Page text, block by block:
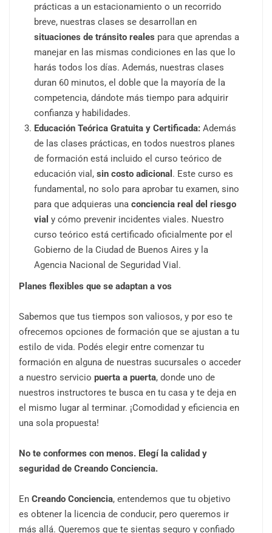
prácticas a un estacionamiento o un recorrido
breve, nuestras clases se desarrollan en
situaciones de tránsito reales para que aprendas a
manejar en las mismas condiciones en las que lo
harás todos los días. Además, nuestras clases
duran 60 minutos, el doble que la mayoría de la
competencia, dándote más tiempo para adquirir
confianza y habilidades.
Educación Teórica Gratuita y Certificada: Además
de las clases prácticas, en todos nuestros planes
de formación está incluido el curso teórico de
educación vial, sin costo adicional . Este curso es
fundamental, no solo para aprobar tu examen, sino
para que adquieras una conciencia real del riesgo
vial y cómo prevenir incidentes viales. Nuestro
curso teórico está certificado oficialmente por el
Gobierno de la Ciudad de Buenos Aires y la
Agencia Nacional de Seguridad Vial.
Planes flexibles que se adaptan a vos
Sabemos que tus tiempos son valiosos, y por eso te
ofrecemos opciones de formación que se ajustan a tu
estilo de vida. Podés elegir entre comenzar tu
formación en alguna de nuestras sucursales o acceder
a nuestro servicio puerta a puerta, donde uno de
nuestros instructores te busca en tu casa y te deja en
el mismo lugar al terminar. ¡Comodidad y eficiencia en
una sola propuesta!
No te conformes con menos. Elegí la calidad y
seguridad de Creando Conciencia.
En Creando Conciencia, entendemos que tu objetivo
es obtener la licencia de conducir, pero queremos ir
más allá. Queremos que te sientas seguro y confiado